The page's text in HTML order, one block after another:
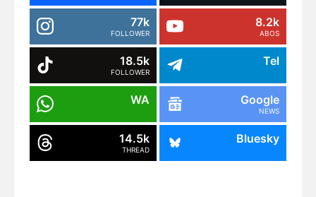
77k
FOLLOWER
8.2k
ABOS
18.5k
FOLLOWER
Tel
WA Google
NEWS
14.5k
THREAD
Bluesky